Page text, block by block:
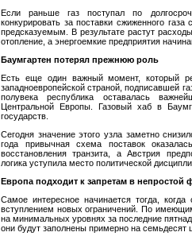
Если раньше газ поступал по
конкурировать за поставки сжиженного
предсказуемым. В результате растут
отопление, а энергоемкие предприятия
Баумгартен потерял прежнюю роль
Есть еще один важный момент, который
западноевропейской страной, подписавшей
полувека республика оставалась
Центральной Европы. Газовый хаб в
государств.
Сегодня значение этого узла заметно
года привычная схема поставок
восстановления транзита, а Австрия
логика уступила место политической
Европа подходит к запретам в непростой
Самое интересное начинается тогда,
вступлением новых ограничений. По
на минимальных уровнях за последние
они будут заполнены примерно на